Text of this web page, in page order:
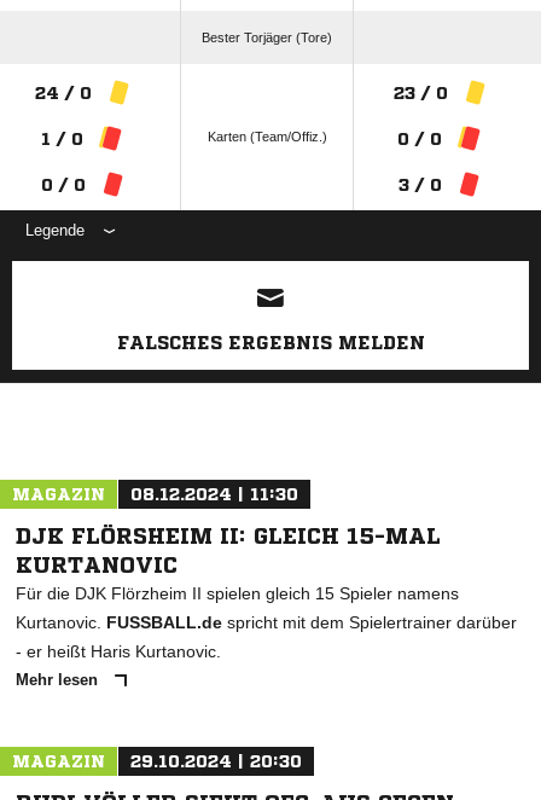
Bester Torjäger (Tore)
24 / 0
1 / 0
0 / 0
Karten (Team/Offiz.)
23 / 0
0 / 0
3 / 0
Legende
ANZEIGE
FALSCHES ERGEBNIS MELDEN
MAGAZIN 08.12.2024 | 11:30
DJK FLÖRSHEIM II: GLEICH 15-MAL
KURTANOVIC
Für die DJK Flörzheim II spielen gleich 15 Spieler namens
Kurtanovic. FUSSBALL.de spricht mit dem Spielertrainer darüber
- er heißt Haris Kurtanovic.
Mehr lesen
MAGAZIN 29.10.2024 | 20:30